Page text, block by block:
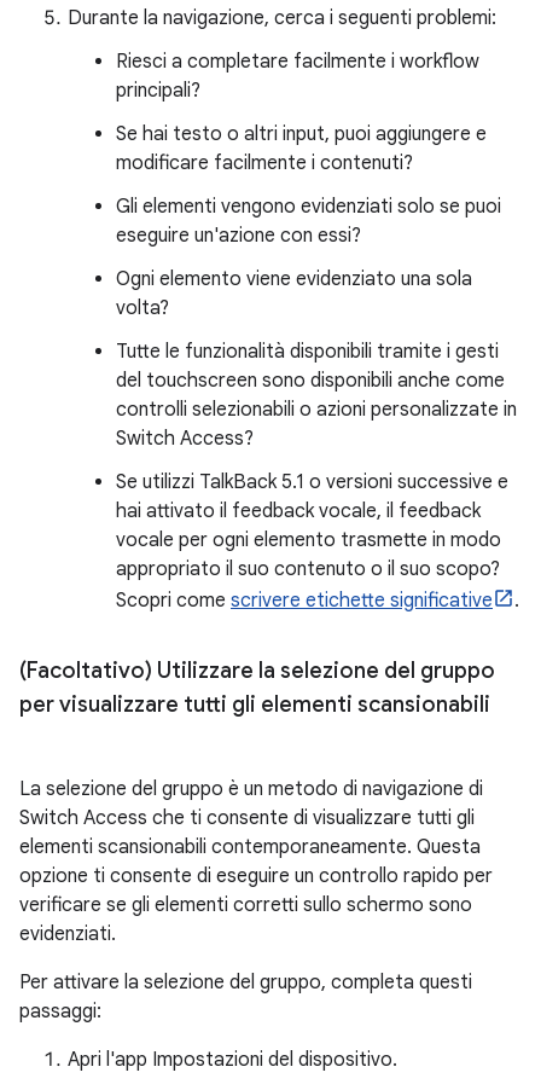
Durante la navigazione, cerca i seguenti problemi:
Riesci a completare facilmente i workflow
principali?
Se hai testo o altri input, puoi aggiungere e
modificare facilmente i contenuti?
Gli elementi vengono evidenziati solo se puoi
eseguire un'azione con essi?
Ogni elemento viene evidenziato una sola
volta?
Tutte le funzionalità disponibili tramite i gesti
del touchscreen sono disponibili anche come
controlli selezionabili o azioni personalizzate in
Switch Access?
Se utilizzi TalkBack 5.1 o versioni successive e
hai attivato il feedback vocale, il feedback
vocale per ogni elemento trasmette in modo
appropriato il suo contenuto o il suo scopo?
Scopri come scrivere etichette significative .
(Facoltativo) Utilizzare la selezione del gruppo
per visualizzare tutti gli elementi scansionabili
La selezione del gruppo è un metodo di navigazione di
Switch Access che ti consente di visualizzare tutti gli
elementi scansionabili contemporaneamente. Questa
opzione ti consente di eseguire un controllo rapido per
verificare se gli elementi corretti sullo schermo sono
evidenziati.
Per attivare la selezione del gruppo, completa questi
passaggi:
Apri l'app Impostazioni del dispositivo.